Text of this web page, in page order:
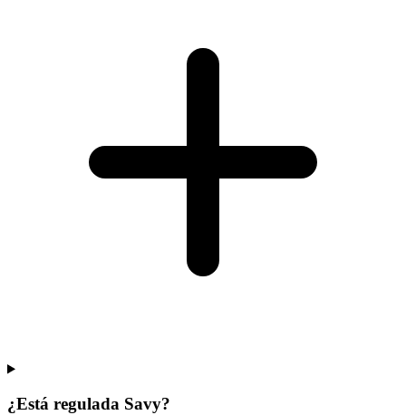
¿Está regulada Savy?